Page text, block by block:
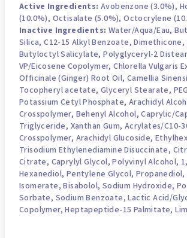
Active Ingredients: Avobenzone (3.0%),
(10.0%), Octisalate (5.0%), Octocrylene
Inactive Ingredients: Water/Aqua/Eau,
Silica, C12-15 Alkyl Benzoate,Dimethicone,
Butyloctyl Salicylate, Polyglyceryl-2
VP/Eicosene Copolymer, Chlorella Vulgaris
Officinale (Ginger) Root Oil, Camellia
Tocopheryl acetate, Glyceryl Stearate, PEG
Potassium Cetyl Phosphate, Arachidyl
Crosspolymer, Behenyl Alcohol,Caprylic/
Triglyceride, Xanthan Gum, Acrylates/C10-
Crosspolymer, Arachidyl Glucoside,
Trisodium Ethylenediamine Disuccinate,
Citrate, Caprylyl Glycol, Polyvinyl Alcohol,
Hexanediol, Pentylene Glycol,Propanediol,
Isomerate, Bisabolol, Sodium Hydroxide,
Sorbate, Sodium Benzoate, Lactic Acid/
Copolymer, Heptapeptide-15 Palmitate,